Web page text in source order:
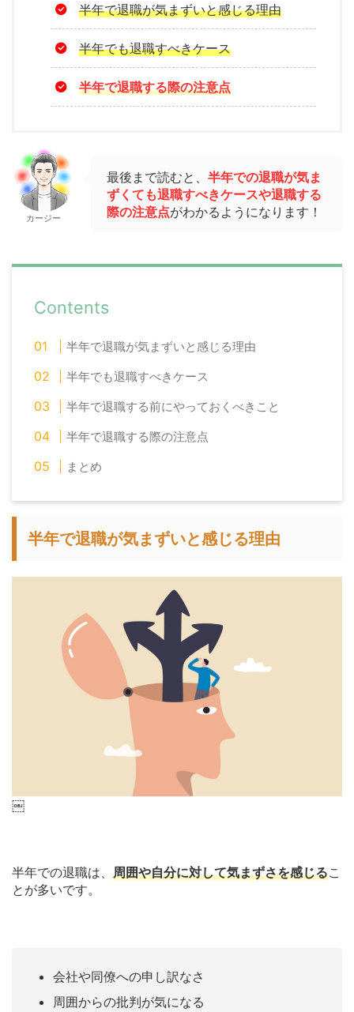
半年で退職が気まずいと感じる理由
半年でも退職すべきケース
半年で退職する際の注意点
カージー
最後まで読むと、 半年での退職が気ま
ずくても退職すべきケースや退職する
際の注意点がわかるようになります！
Contents
半年で退職が気まずいと感じる理由
半年でも退職すべきケース
半年で退職する前にやっておくべきこと
半年で退職する際の注意点
まとめ
半年で退職が気まずいと感じる理由
￼
半年での退職は、 周囲や自分に対して気まずさを感じるこ
とが多いです。
会社や同僚への申し訳なさ
周囲からの批判が気になる